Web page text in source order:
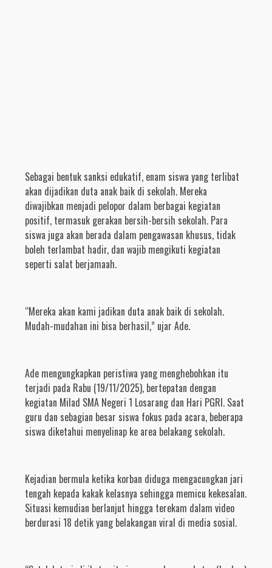
Sebagai bentuk sanksi edukatif, enam siswa yang terlibat
akan dijadikan duta anak baik di sekolah. Mereka
diwajibkan menjadi pelopor dalam berbagai kegiatan
positif, termasuk gerakan bersih-bersih sekolah. Para
siswa juga akan berada dalam pengawasan khusus, tidak
boleh terlambat hadir, dan wajib mengikuti kegiatan
seperti salat berjamaah.
“Mereka akan kami jadikan duta anak baik di sekolah.
Mudah-mudahan ini bisa berhasil,” ujar Ade.
Ade mengungkapkan peristiwa yang menghebohkan itu
terjadi pada Rabu (19/11/2025), bertepatan dengan
kegiatan Milad SMA Negeri 1 Losarang dan Hari PGRI. Saat
guru dan sebagian besar siswa fokus pada acara, beberapa
siswa diketahui menyelinap ke area belakang sekolah.
Kejadian bermula ketika korban diduga mengacungkan jari
tengah kepada kakak kelasnya sehingga memicu kekesalan.
Situasi kemudian berlanjut hingga terekam dalam video
berdurasi 18 detik yang belakangan viral di media sosial.